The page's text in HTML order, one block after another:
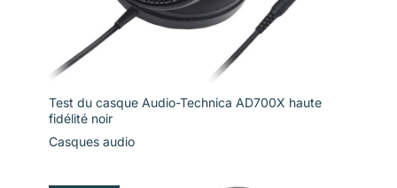
(le temps d'utilisation
peut atteindre 40 heures
à 40 % de volume),
assez pour alimenter les
journées de travail et les
Test du casque Audio-Technica AD700X haute
fidélité noir
Casques audio